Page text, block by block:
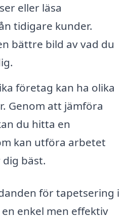
eller läsa
tidigare kunder.
bättre bild av vad du
företag kan ha olika
Genom att jämföra
du hitta en
kan utföra arbetet
bäst.
för tapetsering i
enkel men effektiv